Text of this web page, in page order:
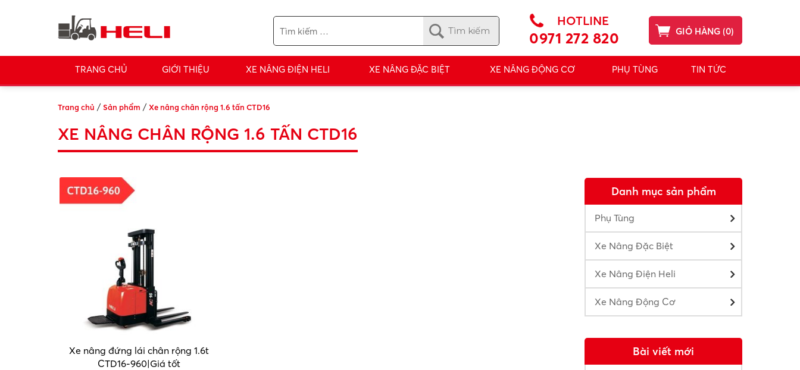
GIỎ HÀNG (0)
HOTLINE
0971 272 820
TRANG CHỦ GIỚI THIỆU XE NÂNG ĐIỆN HELI XE NÂNG ĐẶC BIỆT XE NÂNG ĐỘNG CƠ PHỤ TÙNG TIN TỨC
Trang chủ /Sản phẩm /Xe nâng chân rộng 1.6 tấn CTD16
XE NÂNG CHÂN RỘNG 1.6 TẤN CTD16
Xe nâng đứng lái chân rộng 1.6t
CTD16-960|Giá tốt
Danh mục sản phẩm
Phụ Tùng
Xe Nâng Đặc Biệt
Xe Nâng Điện Heli
Xe Nâng Động Cơ
Bài viết mới